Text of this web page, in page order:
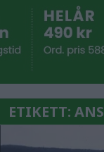
ETIKETT: